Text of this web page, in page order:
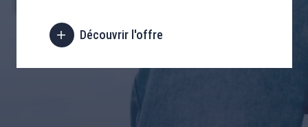
Découvrir l'offre